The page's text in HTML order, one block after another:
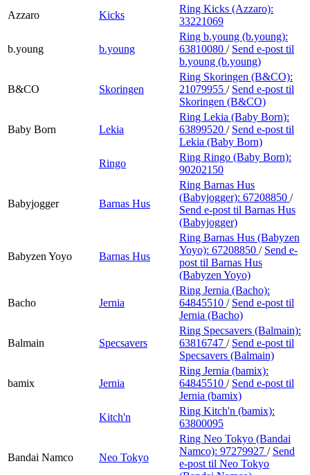
Azzaro
Kicks
Ring Kicks (Azzaro):
33221069
b.young b.young
Ring b.young (b.young):
63810080 / Send e-post til
b.young (b.young)
B&CO Skoringen
Ring Skoringen (B&CO):
21079955 / Send e-post til
Skoringen (B&CO)
Baby Born Lekia
Ring Lekia (Baby Born):
63899520 / Send e-post til
Lekia (Baby Born)
Ringo
Ring Ringo (Baby Born):
90202150
Babyjogger Barnas Hus
Ring Barnas Hus
(Babyjogger): 67208850 /
Send e-post til Barnas Hus
(Babyjogger)
Babyzen Yoyo Barnas Hus
Ring Barnas Hus (Babyzen
Yoyo): 67208850 / Send e-
post til Barnas Hus
(Babyzen Yoyo)
Bacho Jernia
Ring Jernia (Bacho):
64845510 / Send e-post til
Jernia (Bacho)
Balmain Specsavers
Ring Specsavers (Balmain):
63816747 / Send e-post til
Specsavers (Balmain)
bamix Jernia
Ring Jernia (bamix):
64845510 / Send e-post til
Jernia (bamix)
Kitch'n
Ring Kitch'n (bamix):
63800095
Bandai Namco Neo Tokyo
Ring Neo Tokyo (Bandai
Namco): 97279927 / Send
e-post til Neo Tokyo